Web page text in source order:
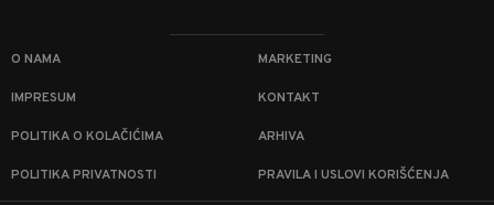
O NAMA MARKETING
IMPRESUM KONTAKT
POLITIKA O KOLAČIĆIMA ARHIVA
POLITIKA PRIVATNOSTI PRAVILA I USLOVI KORIŠĆENJA